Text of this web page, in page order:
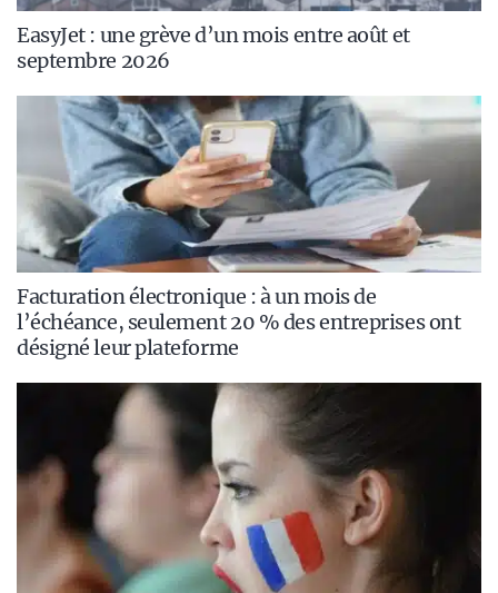
EasyJet : une grève d’un mois entre août et
septembre 2026
Facturation électronique : à un mois de
l’échéance, seulement 20 % des entreprises ont
désigné leur plateforme